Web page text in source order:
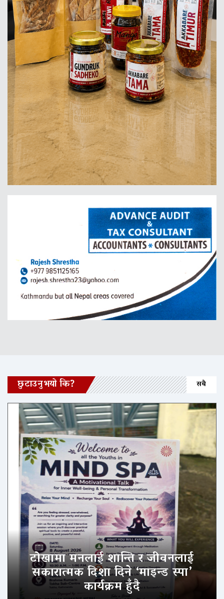
छुटाउनुभयो कि? सबै
टोखामा मनलाई शान्ति र जीवनलाई
सकारात्मक दिशा दिने ‘माइन्ड स्पा’
कार्यक्रम हुँदै